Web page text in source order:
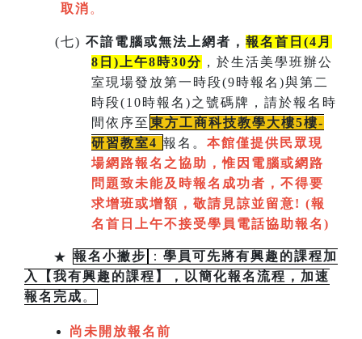
取消 。
(七) 不諳電腦或無法上網者， 報名首日(4月
8日)上午8時30分 ，於生活美學班辦公
室現場發放第一時段(9時報名)與第二
時段(10時報名)之號碼牌，請於報名時
間依序至 東方工商科技教學大樓5樓-
研習教室4 報名。本館僅提供民眾現
場網路報名之協助，惟因電腦或網路
問題致未能及時報名成功者，不得要
求增班或增額，敬請見諒並留意! (報
名首日上午不接受學員電話協助報名)
★ 報名小撇步 ： 學員可先將有興趣的課程加
入【我有興趣的課程】，以簡化報名流程，加速
報名完成。
尚未開放報名前